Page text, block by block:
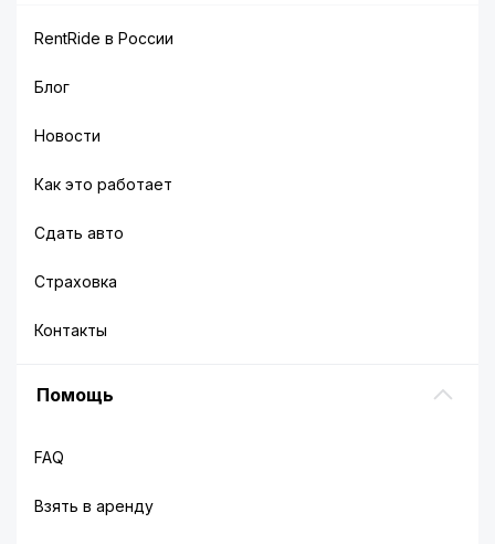
RentRide в России
Блог
Новости
Как это работает
Сдать авто
Страховка
Контакты
Помощь
FAQ
Взять в аренду